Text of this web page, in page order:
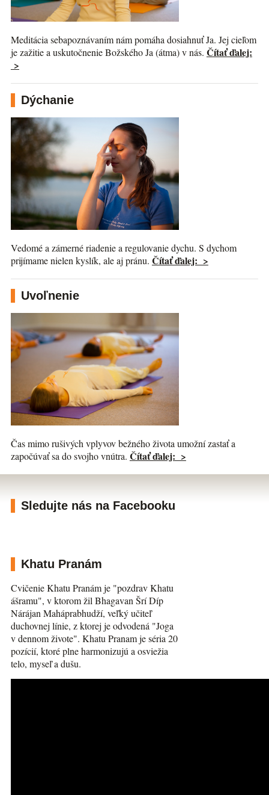
Meditácia sebapoznávaním nám pomáha dosiahnuť Ja. Jej cieľom
je zažitie a uskutočnenie Božského Ja (átma) v nás. Čítať ďalej:
>
Dýchanie
Vedomé a zámerné riadenie a regulovanie dychu. S dychom
prijímame nielen kyslík, ale aj pránu. Čítať ďalej: >
Uvoľnenie
Čas mimo rušivých vplyvov bežného života umožní zastať a
započúvať sa do svojho vnútra. Čítať ďalej: >
Sledujte nás na Facebooku
Khatu Pranám
Cvičenie Khatu Pranám je "pozdrav Khatu
ášramu", v ktorom žil Bhagavan Šrí Díp
Nárájan Maháprabhudží, veľký učiteľ
duchovnej línie, z ktorej je odvodená "Joga
v dennom živote". Khatu Pranam je séria 20
pozícií, ktoré plne harmonizujú a osviežia
telo, myseľ a dušu.